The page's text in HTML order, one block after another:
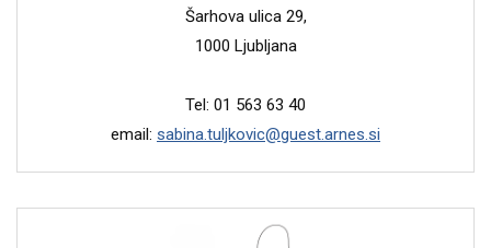
Šarhova ulica 29,
1000 Ljubljana
Tel: 01 563 63 40
email: sabina.tuljkovic@guest.arnes.si